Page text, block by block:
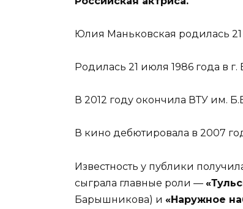
Юлия Маньковская родилась 21
Родилась 21 июля 1986 года в г.
В 2012 году окончила ВТУ им.
В кино дебютировала в 2007
Известность у публики
сыграла главные роли —
Барышникова) и «Наружное